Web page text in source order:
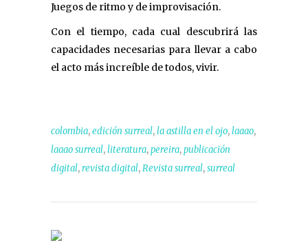
Juegos de ritmo y de improvisación.
Con el tiempo, cada cual descubrirá las
capacidades necesarias para llevar a cabo
el acto más increíble de todos, vivir.
colombia,edición surreal,la astilla en el ojo,laaao,
laaao surreal,literatura,pereira,publicación
digital,revista digital,Revista surreal,surreal